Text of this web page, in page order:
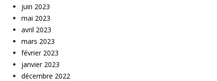
juin 2023
mai 2023
avril 2023
mars 2023
février 2023
janvier 2023
décembre 2022